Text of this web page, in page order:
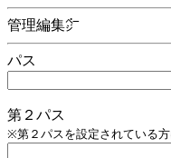
管理編集㌻
パス
第２パス
※第２パスを設定されている